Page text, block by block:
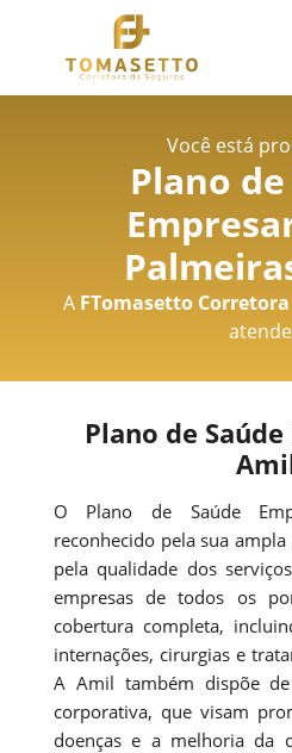
Você está
Plano
A FTomasetto Corretora
Plano de
O Plano de Saúde
reconhecido pela sua
pela qualidade dos
empresas de todos os
cobertura completa,
internações, cirurgias e
A Amil também dispõe
corporativa, que visam
doenças e a melhoria da